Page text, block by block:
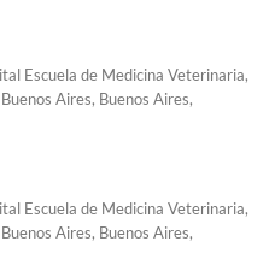
Escuela de Medicina Veterinaria,
Aires, Buenos Aires,
Escuela de Medicina Veterinaria,
Aires, Buenos Aires,